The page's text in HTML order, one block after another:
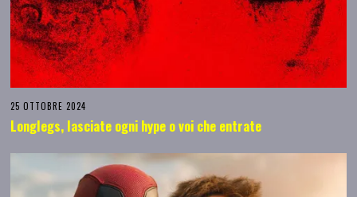
25 OTTOBRE 2024
Longlegs, lasciate ogni hype o voi che entrate